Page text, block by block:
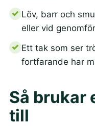
Löv, barr och
eller vid
Ett tak som ser
fortfarande har
Så brukar
till